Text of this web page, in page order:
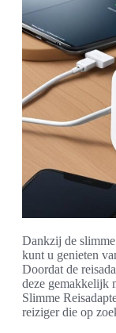
Dankzij de
kunt u genieten
Doordat de
deze gemakkelijk
Slimme
reiziger die op